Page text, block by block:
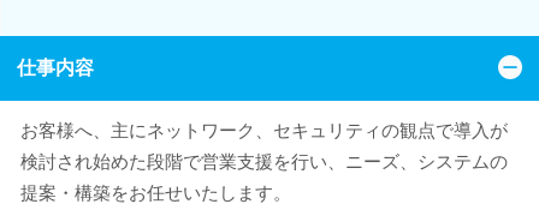
仕事内容
お客様へ、主にネットワーク、セキュリティの観点で導入が
検討され始めた段階で営業支援を行い、ニーズ、システムの
提案・構築をお任せいたします。